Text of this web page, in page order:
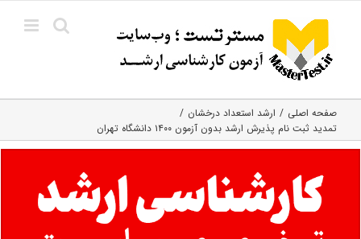
content
صفحه اصلی
ارشد استعداد درخشان
تمدید ثبت نام پذیرش ارشد بدون آزمون ۱۴۰۰ دانشگاه تهران